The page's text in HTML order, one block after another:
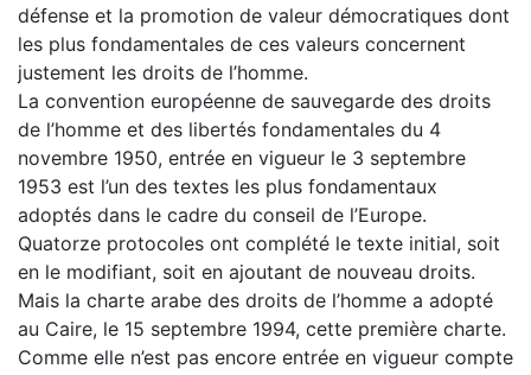
défense et la promotion de valeur démocratiques dont
les plus fondamentales de ces valeurs concernent
justement les droits de l’homme.
La convention européenne de sauvegarde des droits
de l’homme et des libertés fondamentales du 4
novembre 1950, entrée en vigueur le 3 septembre
1953 est l’un des textes les plus fondamentaux
adoptés dans le cadre du conseil de l’Europe.
Quatorze protocoles ont complété le texte initial, soit
en le modifiant, soit en ajoutant de nouveau droits.
Mais la charte arabe des droits de l’homme a adopté
au Caire, le 15 septembre 1994, cette première charte.
Comme elle n’est pas encore entrée en vigueur compte